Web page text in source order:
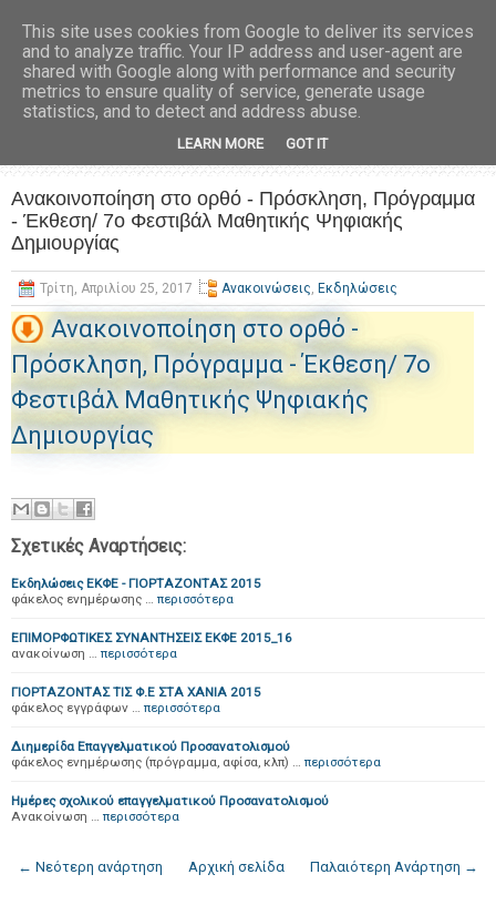
Ανακοινοποίηση στο ορθό - Πρόσκληση, Πρόγραμμα
- Έκθεση/ 7o Φεστιβάλ Μαθητικής Ψηφιακής
Δημιουργίας
Τρίτη, Απριλίου 25, 2017 Ανακοινώσεις, Εκδηλώσεις
Ανακοινοποίηση στο ορθό -
Πρόσκληση, Πρόγραμμα - Έκθεση/ 7o
Φεστιβάλ Μαθητικής Ψηφιακής
Δημιουργίας
Σχετικές Αναρτήσεις:
Εκδηλώσεις ΕΚΦΕ - ΓΙΟΡΤΑΖΟΝΤΑΣ 2015
φάκελος ενημέρωσης … περισσότερα
ΕΠΙΜΟΡΦΩΤΙΚΕΣ ΣΥΝΑΝΤΗΣΕΙΣ ΕΚΦΕ 2015_16
ανακοίνωση … περισσότερα
ΓΙΟΡΤΑΖΟΝΤΑΣ ΤΙΣ Φ.Ε ΣΤΑ ΧΑΝΙΑ 2015
φάκελος εγγράφων … περισσότερα
Διημερίδα Επαγγελματικού Προσανατολισμού
φάκελος ενημέρωσης (πρόγραμμα, αφίσα, κλπ) … περισσότερα
Ημέρες σχολικού επαγγελματικού Προσανατολισμού
Ανακοίνωση … περισσότερα
← Νεότερη ανάρτηση Παλαιότερη Ανάρτηση →
Αρχική σελίδα
This site uses cookies from Google to deliver its services
and to analyze traffic. Your IP address and user-agent are
shared with Google along with performance and security
metrics to ensure quality of service, generate usage
statistics, and to detect and address abuse.
LEARN MORE GOT IT